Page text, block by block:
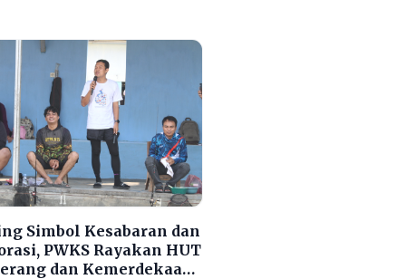
Simbol Kesabaran dan
PWKS Rayakan HUT
dan Kemerdekaan